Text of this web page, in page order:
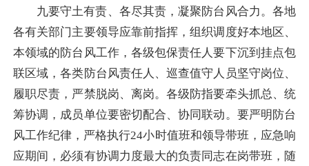
九要守土有责、各尽其责，凝聚防台风合力。各地
各有关部门主要领导应靠前指挥，组织调度好本地区、
本领域的防台风工作，各级包保责任人要下沉到挂点包
联区域，各类防台风责任人、巡查值守人员坚守岗位、
履职尽责，严禁脱岗、离岗。各级防指要牵头抓总、统
筹协调，成员单位要密切配合、协同联动。要严明防台
风工作纪律，严格执行24小时值班和领导带班，应急响
应期间，必须有协调力度最大的负责同志在岗带班，随